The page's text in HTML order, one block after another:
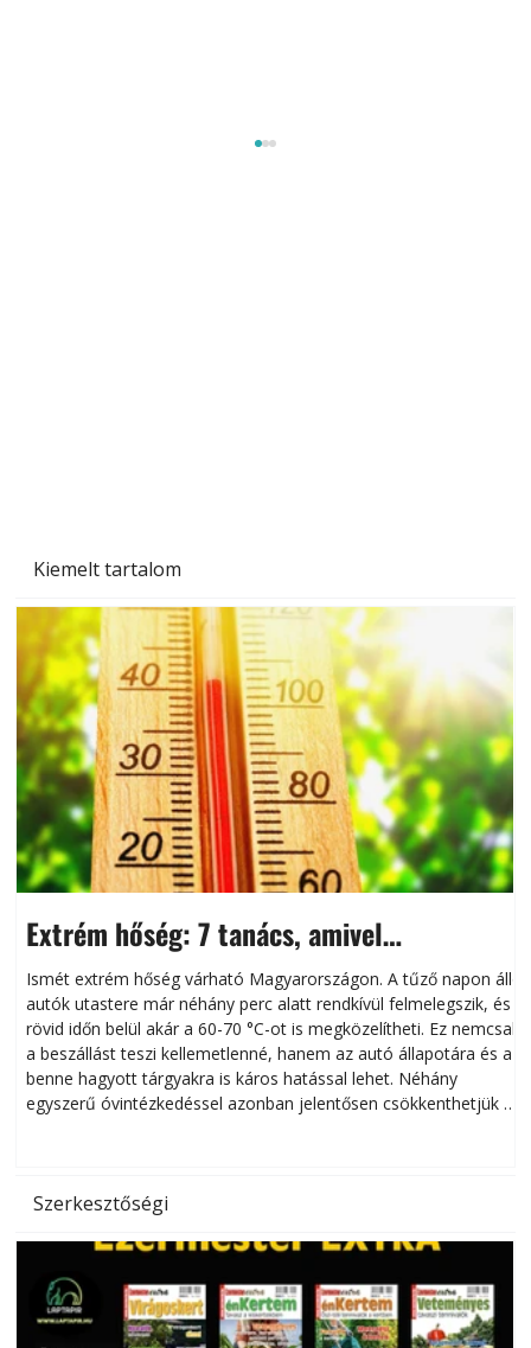
Kiemelt tartalom
Extrém hőség: 7 tanács, amivel
megóvhatjuk autónkat a nyári károktól
Ismét extrém hőség várható Magyarországon. A tűző napon álló
autók utastere már néhány perc alatt rendkívül felmelegszik, és
rövid időn belül akár a 60-70 °C-ot is megközelítheti. Ez nemcsak
a beszállást teszi kellemetlenné, hanem az autó állapotára és a
benne hagyott tárgyakra is káros hatással lehet. Néhány
egyszerű óvintézkedéssel azonban jelentősen csökkenthetjük a
Szerkesztőségi